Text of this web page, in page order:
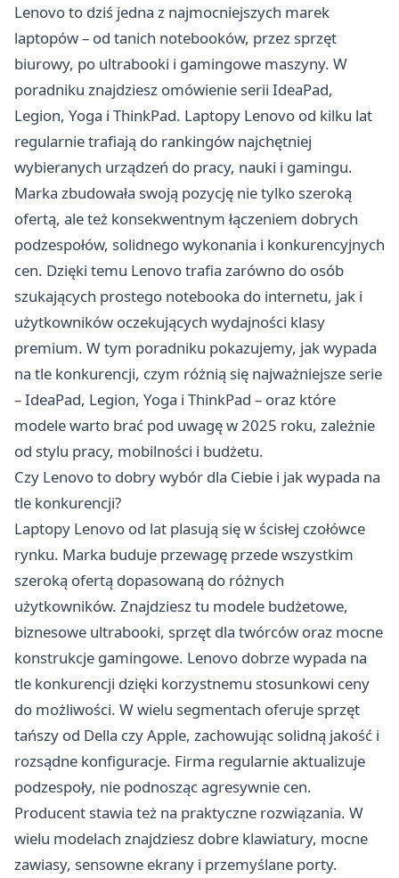
Lenovo to dziś jedna z najmocniejszych marek
laptopów – od tanich notebooków, przez sprzęt
biurowy, po ultrabooki i gamingowe maszyny. W
poradniku znajdziesz omówienie serii IdeaPad,
Legion, Yoga i ThinkPad. Laptopy Lenovo od kilku lat
regularnie trafiają do rankingów najchętniej
wybieranych urządzeń do pracy, nauki i gamingu.
Marka zbudowała swoją pozycję nie tylko szeroką
ofertą, ale też konsekwentnym łączeniem dobrych
podzespołów, solidnego wykonania i konkurencyjnych
cen. Dzięki temu Lenovo trafia zarówno do osób
szukających prostego notebooka do internetu, jak i
użytkowników oczekujących wydajności klasy
premium. W tym poradniku pokazujemy, jak wypada
na tle konkurencji, czym różnią się najważniejsze serie
– IdeaPad, Legion, Yoga i ThinkPad – oraz które
modele warto brać pod uwagę w 2025 roku, zależnie
od stylu pracy, mobilności i budżetu.
Czy Lenovo to dobry wybór dla Ciebie i jak wypada na
tle konkurencji?
Laptopy Lenovo od lat plasują się w ścisłej czołówce
rynku. Marka buduje przewagę przede wszystkim
szeroką ofertą dopasowaną do różnych
użytkowników. Znajdziesz tu modele budżetowe,
biznesowe ultrabooki, sprzęt dla twórców oraz mocne
konstrukcje gamingowe. Lenovo dobrze wypada na
tle konkurencji dzięki korzystnemu stosunkowi ceny
do możliwości. W wielu segmentach oferuje sprzęt
tańszy od Della czy Apple, zachowując solidną jakość i
rozsądne konfiguracje. Firma regularnie aktualizuje
podzespoły, nie podnosząc agresywnie cen.
Producent stawia też na praktyczne rozwiązania. W
wielu modelach znajdziesz dobre klawiatury, mocne
zawiasy, sensowne ekrany i przemyślane porty.